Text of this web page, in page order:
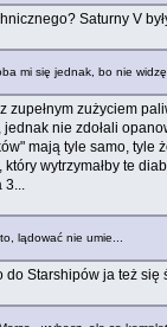
Saturny V
mi się jednak, bo nie
zupełnym zużyciem
nie zdołali
mają tyle samo,
który wytrzymałby te
3...
lądować nie umie...
do Starshipów ja też